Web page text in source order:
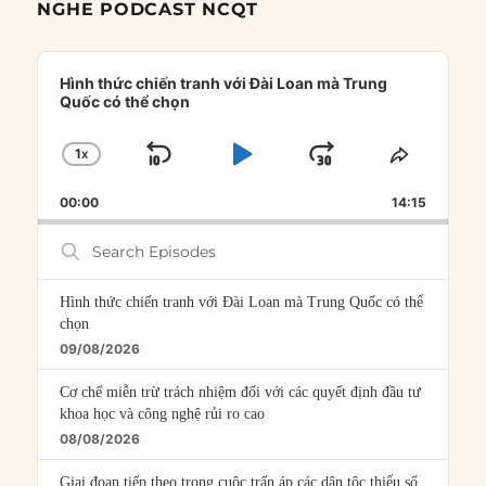
NGHE PODCAST NCQT
Audio
Player
Hình thức chiến tranh với Đài Loan mà Trung
Quốc có thể chọn
CHANGE
RATE
1X
SKIP
PLAYJUMP
FORWARD
SHARE
00:00 14:15
Search
Episodes
Hình thức chiến tranh với Đài Loan mà Trung Quốc có thể
chọn
09/08/2026
Cơ chế miễn trừ trách nhiệm đối với các quyết định đầu tư
khoa học và công nghệ rủi ro cao
08/08/2026
Giai đoạn tiếp theo trong cuộc trấn áp các dân tộc thiểu số